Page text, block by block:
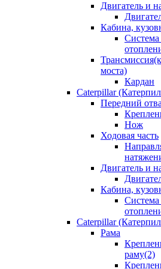
Двигатель и
Кабина,
моста)
Кардан
Caterpillar
Передний
Нож
Ходовая часть
Двигатель и
Кабина,
Caterpillar
Рама
раму(2)